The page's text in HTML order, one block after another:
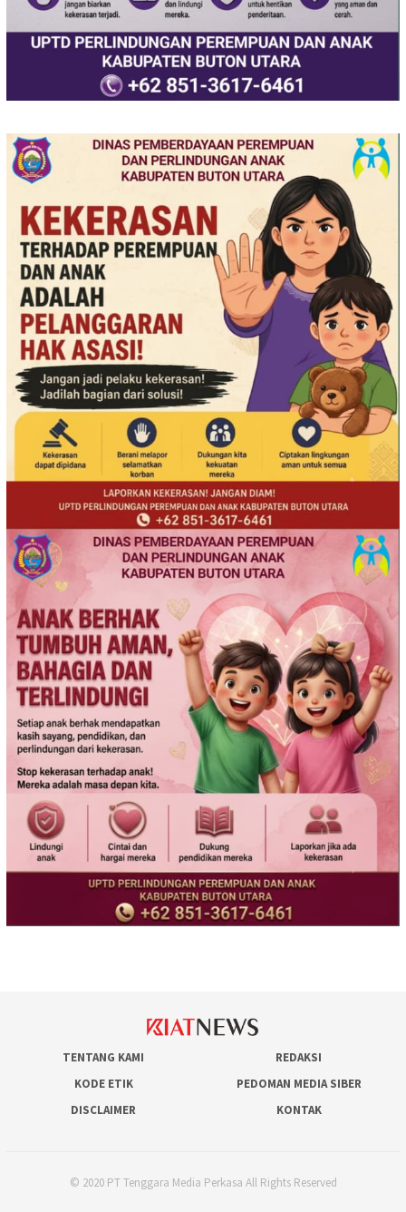
TENTANG KAMI
REDAKSI
KODE ETIK
PEDOMAN MEDIA SIBER
DISCLAIMER
KONTAK
© 2020 PT Tenggara Media Perkasa All Rights Reserved